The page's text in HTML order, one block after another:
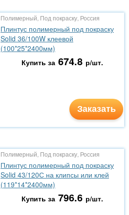
Полимерный, Под покраску, Россия
Плинтус полимерный под покраску
Solid 36/100W клеевой
(100*25*2400мм)
Купить за 674.8 р/шт.
Заказать
Полимерный, Под покраску, Россия
Плинтус полимерный под покраску
Solid 43/120С на клипсы или клей
(119*14*2400мм)
Купить за 796.6 р/шт.